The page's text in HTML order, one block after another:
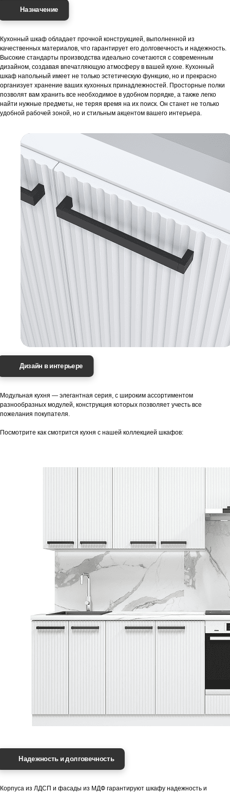
Назначение
Кухонный шкаф обладает прочной конструкцией, выполненной из
качественных материалов, что гарантирует его долговечность и надежность.
Высокие стандарты производства идеально сочетаются с современным
дизайном, создавая впечатляющую атмосферу в вашей кухне. Кухонный
шкаф напольный имеет не только эстетическую функцию, но и прекрасно
организует хранение ваших кухонных принадлежностей. Просторные полки
позволят вам хранить все необходимое в удобном порядке, а также легко
найти нужные предметы, не теряя время на их поиск. Он станет не только
удобной рабочей зоной, но и стильным акцентом вашего интерьера.
Дизайн в интерьере
Модульная кухня — элегантная серия, с широким ассортиментом
разнообразных модулей, конструкция которых позволяет учесть все
пожелания покупателя.
Посмотрите как смотрится кухня с нашей коллекцией шкафов:
Надежность и долговечность
Корпуса из ЛДСП и фасады из МДФ гарантируют шкафу надежность и